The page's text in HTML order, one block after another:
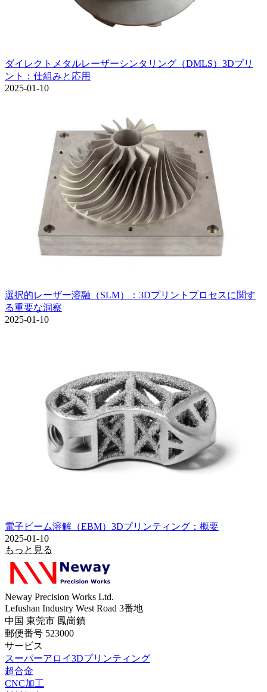
ダイレクトメタルレーザーシンタリング（DMLS）3Dプリ
ント：仕組みと応用
2025-01-10
選択的レーザー溶融（SLM）：3Dプリントプロセスに関す
る重要な洞察
2025-01-10
電子ビーム溶解（EBM）3Dプリンティング：概要
2025-01-10
もっと見る
Neway Precision Works Ltd.
Lefushan Industry West Road 3番地
中国 東莞市 鳳崗鎮
郵便番号 523000
サービス
スーパーアロイ3Dプリンティング
超合金
CNC加工